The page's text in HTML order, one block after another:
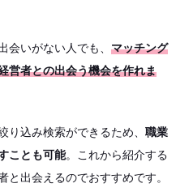
会いがない人でも、 マッチング
営者との出会う機会を作れま
り込み検索ができるため、 職業
ことも可能。これから紹介する
と出会えるのでおすすめです。